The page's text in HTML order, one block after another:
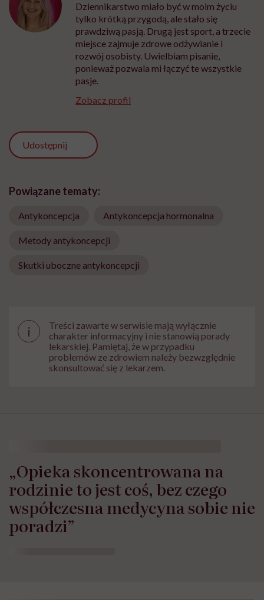
Dziennikarstwo miało być w moim życiu
tylko krótką przygodą, ale stało się
prawdziwą pasją. Drugą jest sport, a trzecie
miejsce zajmuje zdrowe odżywianie i
rozwój osobisty. Uwielbiam pisanie,
ponieważ pozwala mi łączyć te wszystkie
pasje.
Zobacz profil
Udostępnij
Powiązane tematy:
Antykoncepcja Antykoncepcja hormonalna
Metody antykoncepcji
Skutki uboczne antykoncepcji
i
Treści zawarte w serwisie mają wyłącznie
charakter informacyjny i nie stanowią porady
lekarskiej. Pamiętaj, że w przypadku
problemów ze zdrowiem należy bezwzględnie
skonsultować się z lekarzem.
„Opieka skoncentrowana na
rodzinie to jest coś, bez czego
współczesna medycyna sobie nie
poradzi”